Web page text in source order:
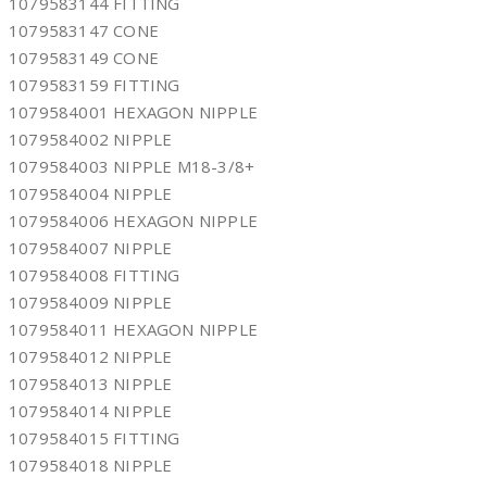
1079583147 CONE
1079583149 CONE
1079583159 FITTING
1079584001 HEXAGON NIPPLE
1079584002 NIPPLE
1079584003 NIPPLE M18-3/8+
1079584004 NIPPLE
1079584006 HEXAGON NIPPLE
1079584007 NIPPLE
1079584008 FITTING
1079584009 NIPPLE
1079584011 HEXAGON NIPPLE
1079584012 NIPPLE
1079584013 NIPPLE
1079584014 NIPPLE
1079584015 FITTING
1079584018 NIPPLE